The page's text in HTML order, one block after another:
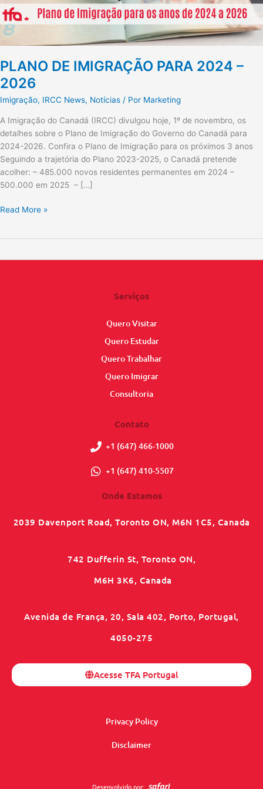
PLANO DE IMIGRAÇÃO PARA 2024 –
2026
Imigração, IRCC News, Notícias / Por Marketing
A Imigração do Canadá (IRCC) divulgou hoje, 1º de novembro, os
detalhes sobre o Plano de Imigração do Governo do Canadá para
2024-2026. Confira o Plano de Imigração para os próximos 3 anos
Seguindo a trajetória do Plano 2023-2025, o Canadá pretende
acolher: – 485.000 novos residentes permanentes em 2024 –
500.000 em 2025 – […]
Read More »
Serviços
Quero Visitar
Quero Estudar
Quero Trabalhar
Quero Imigrar
Consultoria
Contato
+1 (647) 466-1000
+1 (647) 410-5507
Onde Estamos
2039 Davenport Road, Toronto ON, M6N 1C5, Canada
742 Dufferin St, Toronto ON,
M6H 3K6, Canada
Avenida de França, 20, Sala 402, Porto, Portugal,
4050-275
Acesse TFA Portugal
Privacy Policy
Disclaimer
Desenvolvido por: